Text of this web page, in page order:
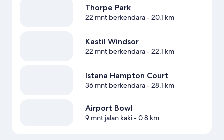
Thorpe Park
22 mnt berkendara- 20.1 km
Kastil Windsor
22 mnt berkendara- 22.1 km
Istana Hampton Court
36 mnt berkendara- 28.1 km
Airport Bowl
9 mnt jalan kaki- 0.8 km